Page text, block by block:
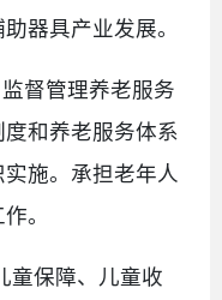
器具产业发展。
督管理养老服务
和养老服务体系
施。承担老年人
。
童保障、儿童收